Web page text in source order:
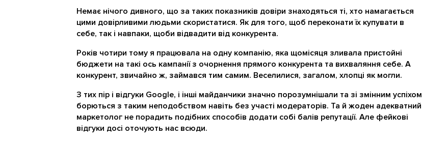
Немає нічого дивного, що за таких показників довіри знаходяться ті, хто намагається
цими довірливими людьми скористатися. Як для того, щоб переконати їх купувати в
себе, так і навпаки, щоби відвадити від конкурента.
Років чотири тому я працювала на одну компанію, яка щомісяця зливала пристойні
бюджети на такі ось кампанії з очорнення прямого конкурента та вихваляння себе. А
конкурент, звичайно ж, займався тим самим. Веселилися, загалом, хлопці як могли.
З тих пір і відгуки Google, і інші майданчики значно порозумнішали та зі змінним успіхом
борються з таким неподобством навіть без участі модераторів. Та й жоден адекватний
маркетолог не порадить подібних способів додати собі балів репутації. Але фейкові
відгуки досі оточують нас всюди.